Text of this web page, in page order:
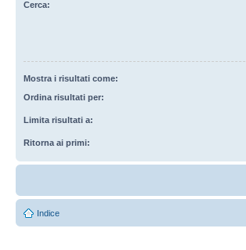
Cerca:
Mostra i risultati come:
Ordina risultati per:
Limita risultati a:
Ritorna ai primi:
Indice